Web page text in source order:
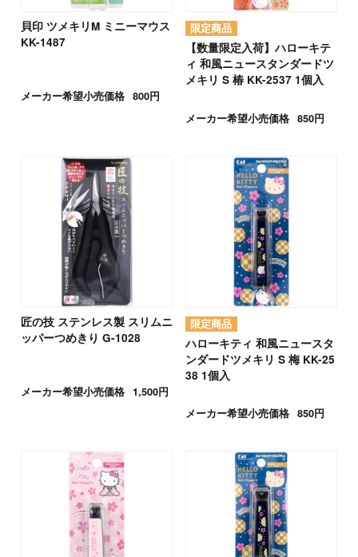
貝印 ツメキリM ミニーマウス
KK-1487
メーカー希望小売価格 800円
【数量限定入荷】ハローキテ
ィ 和風ニュースタンダードツ
メキリ S 椿 KK-2537 1個入
メーカー希望小売価格 850円
匠の技 ステンレス製 スリムニ
ッパーつめきり G-1028
メーカー希望小売価格 1,500円
ハローキティ 和風ニュースタ
ンダードツメキリ S 梅 KK-25
38 1個入
メーカー希望小売価格 850円